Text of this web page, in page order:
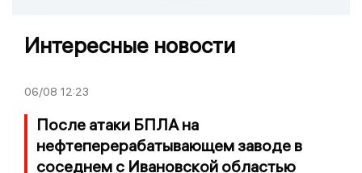
Интересные новости
06/08 12:23
После атаки БПЛА на
нефтеперерабатывающем заводе в
соседнем с Ивановской областью